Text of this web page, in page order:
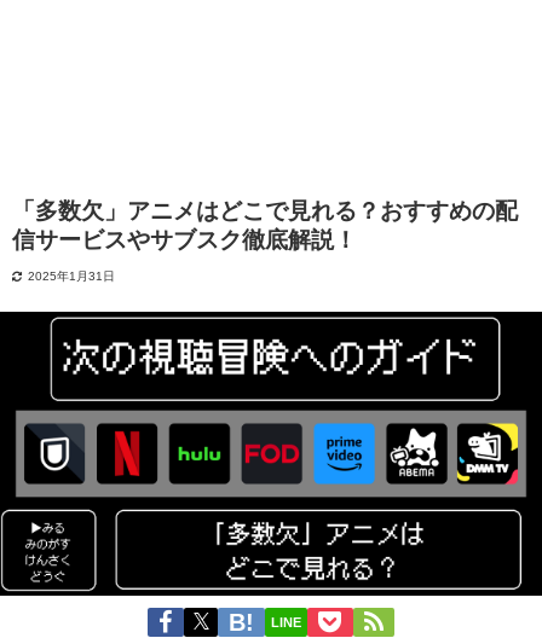
「多数欠」アニメはどこで見れる？おすすめの配
信サービスやサブスク徹底解説！
2025年1月31日
LINE